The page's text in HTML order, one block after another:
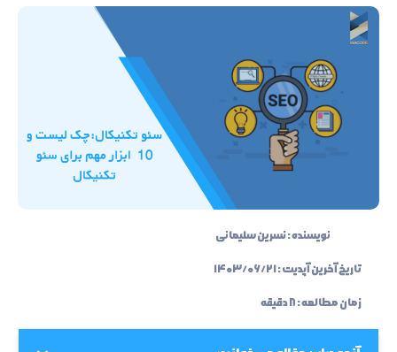
نویسنده :نسرین سلیمانی
تاریخ آخرین آپدیت :۱۴۰۳/۰۶/۲۱
زمان مطالعه : ۸ دقیقه